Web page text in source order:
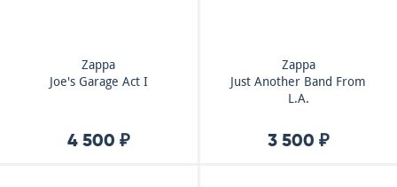
Zappa
Joe's Garage Act I
4 500 ₽
Zappa
Just Another Band From
L.A.
3 500 ₽